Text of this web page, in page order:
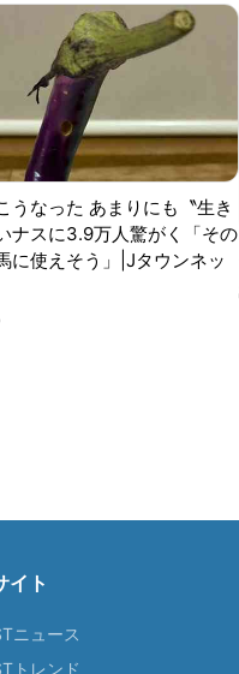
うなった あまりにも〝生き
ナスに3.9万人驚がく「その
に使えそう」|Jタウンネッ
イト
ニュース
トレンド